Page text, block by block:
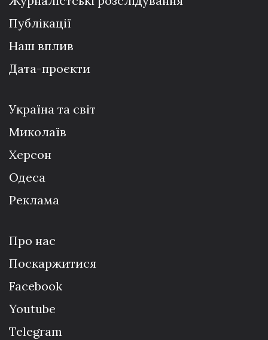
Публікації
Наш вплив
Дата-проєкти
Україна та світ
Миколаїв
Херсон
Одеса
Реклама
Про нас
Поскаржитися
Facebook
Youtube
Telegram